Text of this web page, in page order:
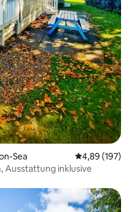
Sea
4,89 (197)
Ausstattung inklusive